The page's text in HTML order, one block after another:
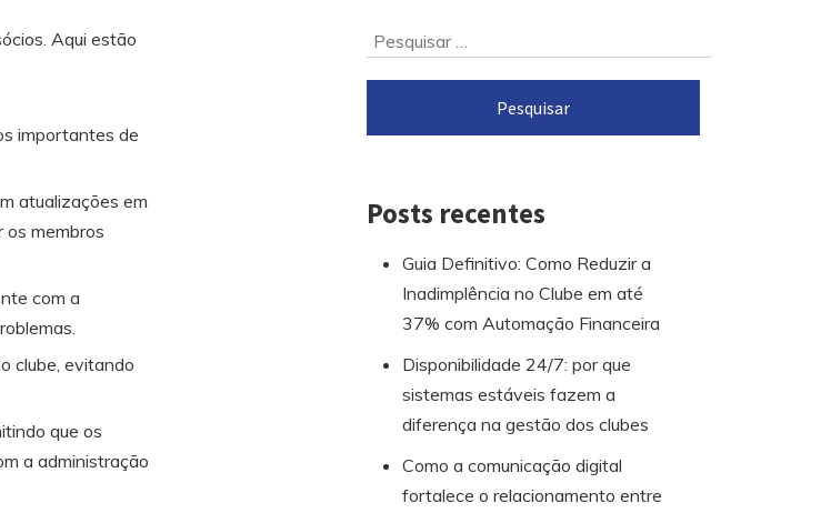
Aqui estão
importantes de
atualizações em
os membros
com a
clube, evitando
que os
a administração
Pesquisar
Posts recentes
Guia Definitivo: Como Reduzir a
Inadimplência no Clube em até
37% com Automação Financeira
Disponibilidade 24/7: por que
sistemas estáveis fazem a
diferença na gestão dos clubes
Como a comunicação digital
fortalece o relacionamento entre